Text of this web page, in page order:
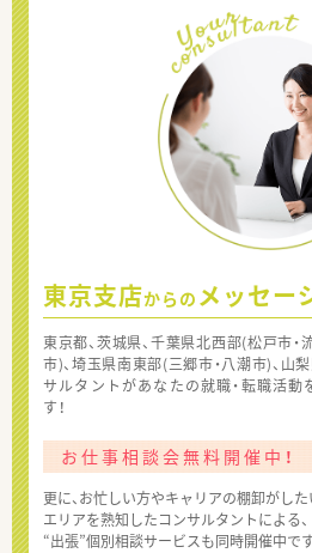
東京支店からの メッセー
東京都、茨城県、千葉県北西部(松戸市・
市)、埼玉県南東部(三郷市・八潮市)、山
サルタントがあなたの就職・転職活
す！
お仕事相談会無料開催中！
更に、お忙しい方やキャリアの棚卸がし
エリアを熟知したコンサルタントによる、
“出張”個別相談サービスも同時開催中です